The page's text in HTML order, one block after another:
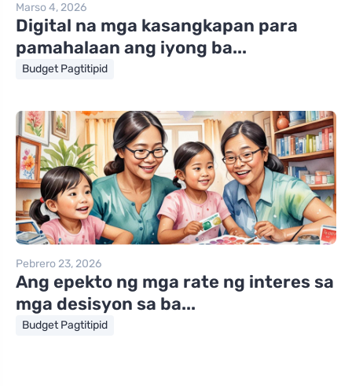
Marso 4, 2026
Digital na mga kasangkapan para
pamahalaan ang iyong ba...
Budget Pagtitipid
Pebrero 23, 2026
Ang epekto ng mga rate ng interes sa
mga desisyon sa ba...
Budget Pagtitipid